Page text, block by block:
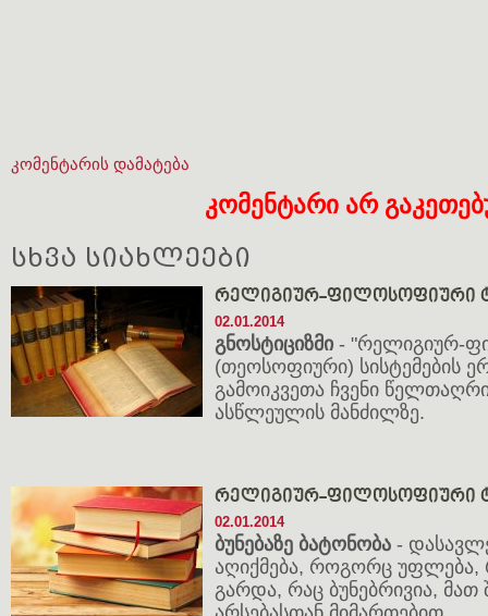
კომენტარის დამატება
კომენტარი არ
სხვა სიახლეები
რელიგიურ-ფილოსოფიური
02.01.2014
გნოსტიციზმი - "რელიგიურ-
(თეოსოფიური) სისტემების
გამოიკვეთა ჩვენი
ასწლეულის მანძილზე.
რელიგიურ-ფილოსოფიური
02.01.2014
ბუნებაზე ბატონობა -
აღიქმება, როგორც უფლება,
გარდა, რაც ბუნებრივია, მათ